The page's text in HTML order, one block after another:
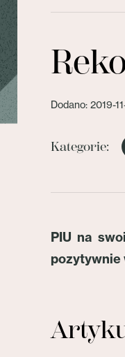
Dodano: 2019-
Kategorie:
PIU na
pozytywnie